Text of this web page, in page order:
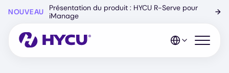
content
NOUVEAU
Présentation du produit : HYCU R-Serve pour
iManage
→
Open